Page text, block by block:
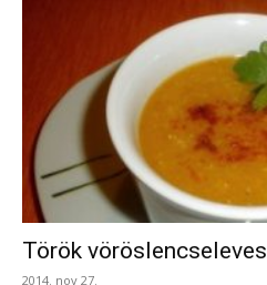
Török vöröslencseleves
2014. nov 27.